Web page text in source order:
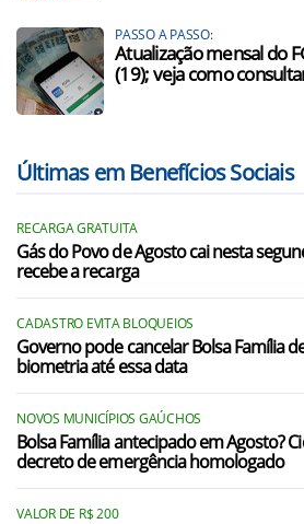
PASSO A PASSO:
Atualização mensal do
(19); veja como
Últimas em Benefícios Sociais
RECARGA GRATUITA
Gás do Povo de Agosto cai nesta
recebe a recarga
CADASTRO EVITA BLOQUEIOS
Governo pode cancelar Bolsa Família
biometria até essa data
NOVOS MUNICÍPIOS GAÚCHOS
Bolsa Família antecipado em Agosto?
decreto de emergência homologado
VALOR DE R$ 200